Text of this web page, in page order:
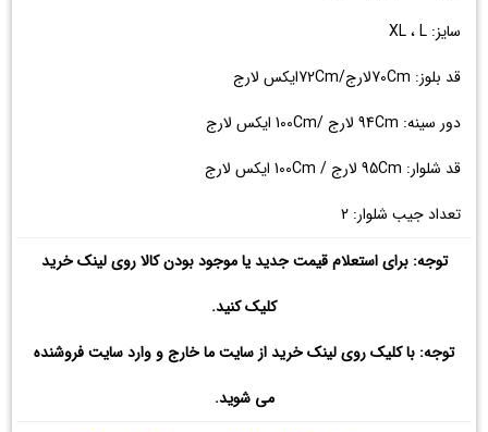
سایز: XL ، L
قد بلوز: 70Cmلارج/72Cmایکس لارج
دور سینه: 94Cm لارج /100Cm ایکس لارج
قد شلوار: 95Cm لارج / 100Cm ایکس لارج
تعداد جیب شلوار: 2
توجه: برای استعلام قیمت جدید یا موجود بودن کالا روی لینک خرید
کلیک کنید.
توجه: با کلیک روی لینک خرید از سایت ما خارج و وارد سایت فروشنده
می شوید.